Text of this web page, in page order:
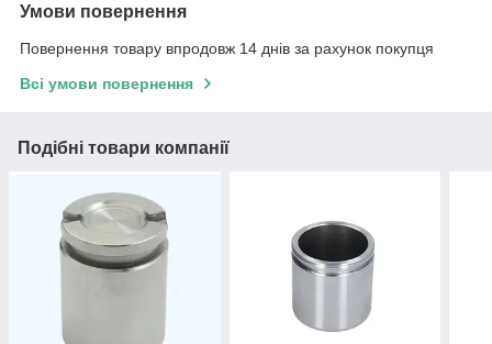
Умови повернення
Повернення товару впродовж 14 днів за рахунок покупця
Всі умови повернення
Подібні товари компанії